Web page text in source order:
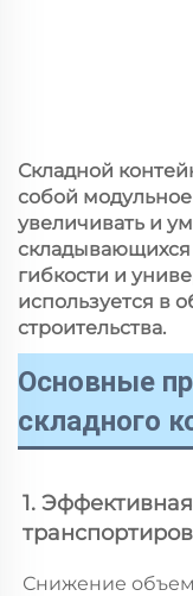
Складной
собой
увеличивать и
складывающихся
гибкости и
используется в
строительства.
Основные
складного
1.
Снижение